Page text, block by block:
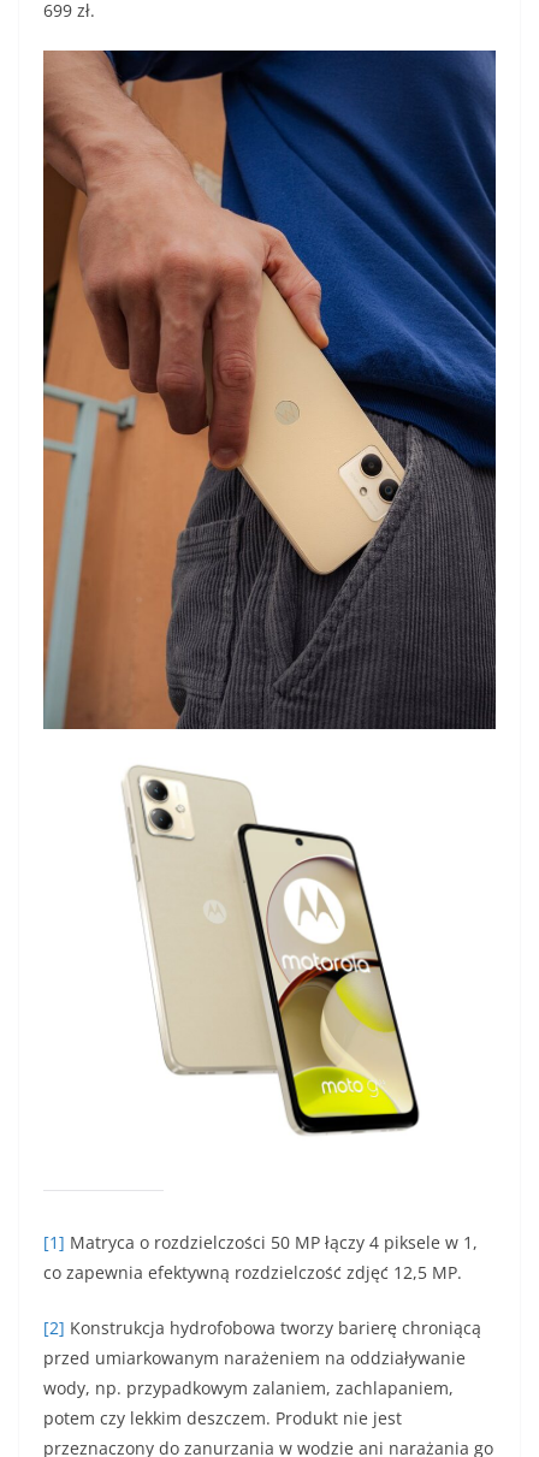
699 zł.
[1] Matryca o rozdzielczości 50 MP łączy 4 piksele w 1,
co zapewnia efektywną rozdzielczość zdjęć 12,5 MP.
[2] Konstrukcja hydrofobowa tworzy barierę chroniącą
przed umiarkowanym narażeniem na oddziaływanie
wody, np. przypadkowym zalaniem, zachlapaniem,
potem czy lekkim deszczem. Produkt nie jest
przeznaczony do zanurzania w wodzie ani narażania go